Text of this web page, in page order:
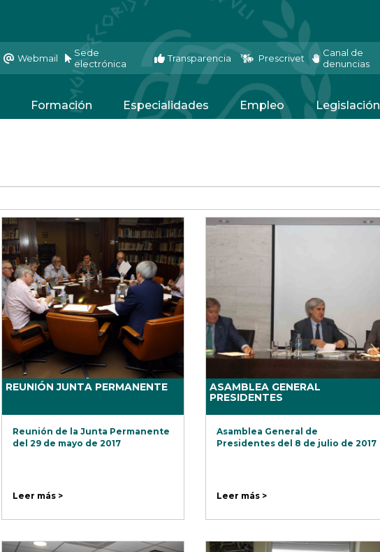
Webmail
Sede
electrónica
Transparencia Prescrivet
Canal de
denuncias
Formación Especialidades Empleo Legislación
REUNIÓN JUNTA PERMANENTE
Reunión de la Junta Permanente
del 29 de mayo de 2017
Leer más >
ASAMBLEA GENERAL
PRESIDENTES
Asamblea General de
Presidentes del 8 de julio de 2017
Leer más >